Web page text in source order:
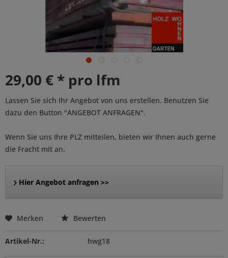
29,00 € * pro lfm
Lassen Sie sich Ihr Angebot von uns erstellen. Benutzen Sie
dazu den Button "ANGEBOT ANFRAGEN".
Wenn Sie uns Ihre PLZ mitteilen, bieten wir Ihnen auch gerne
die Fracht mit an.
Hier Angebot anfragen >>
Merken Bewerten
Artikel-Nr.: hwg18